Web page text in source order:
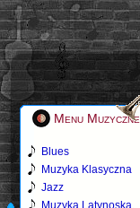
Menu Muzyczne
Blues
Muzyka Klasyczna
Jazz
Muzyka Latynoska,